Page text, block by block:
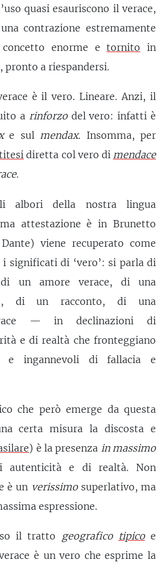
quasi esauriscono il verace,
contrazione estremamente
enorme etornito in
pronto a riespandersi.
è il vero. Lineare. Anzi, il
a rinforzodel vero: infatti è
e sulmendax. Insomma, per
diretta col vero dimendace
.
albori della nostra lingua
attestazione è in Brunetto
viene recuperato come
significati di ‘vero’: si parla di
un amore verace, di una
di un racconto, di una
— in declinazioni di
e di realtà che fronteggiano
e ingannevoli di fallacia e
che però emerge da questa
certa misura la discosta e
) è la presenza in massimo
e di realtà. Non
è un verissimosuperlativo, ma
espressione.
il tratto geografico tipicoe
è un vero che esprime la